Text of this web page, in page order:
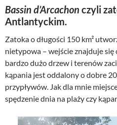
Bassin d’Arcachon czyli
Antlantyckim.
Zatoka o długości 150 km²
nietypowa – wejście znajduje
bardzo dużo drzew i terenów
kąpania jest oddalony o dobre
przypływów. Jak dla mnie
spędzenie dnia na plaży czy